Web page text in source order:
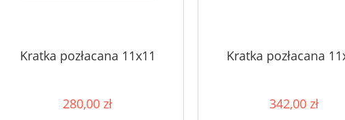
Kratka pozłacana 11x11
280,00 zł
Kratka pozłacana
342,00 zł